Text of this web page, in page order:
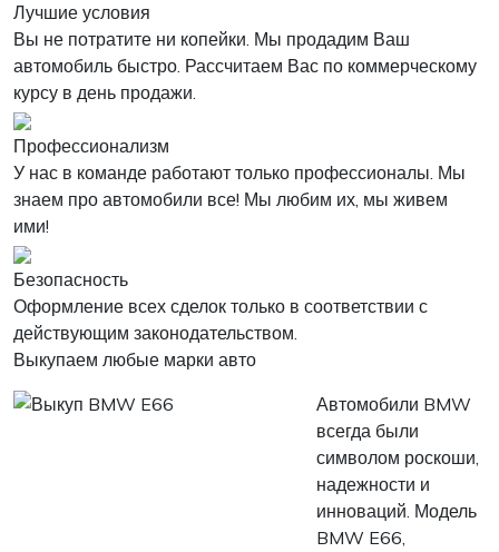
Лучшие условия
Вы не потратите ни копейки. Мы продадим Ваш
автомобиль быстро. Рассчитаем Вас по коммерческому
курсу в день продажи.
Профессионализм
У нас в команде работают только профессионалы. Мы
знаем про автомобили все! Мы любим их, мы живем
ими!
Безопасность
Оформление всех сделок только в соответствии с
действующим законодательством.
Выкупаем любые марки авто
Автомобили BMW
всегда были
символом роскоши,
надежности и
инноваций. Модель
BMW E66,